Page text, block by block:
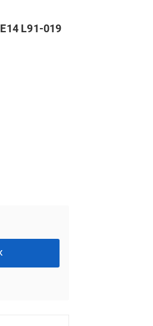
L91-019